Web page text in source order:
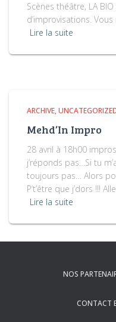
Scènes théâtre, LA
d’improvisations. Vous
Lire la suite
ARCHIVE
Mehd’In Impro
28 avril à 18h00
j’réponds pas…Si tu
toujours pas… Alors
P’t’être que j’dors !!!
Lire la suite
NOS
CONTACT